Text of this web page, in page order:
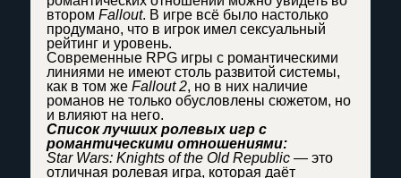
втором Fallout. В игре всё было настолько
продумано, что в игрок имел сексуальный
рейтинг и уровень.
Современные RPG игры с романтическими
линиями не имеют столь развитой системы,
как в том же Fallout 2, но в них наличие
романов не только обусловлены сюжетом, но
и влияют на него.
Список лучших ролевых игр с
романтическими отношениями:
Star Wars: Knights of the Old Republic — это
отличная ролевая игра, которая даёт